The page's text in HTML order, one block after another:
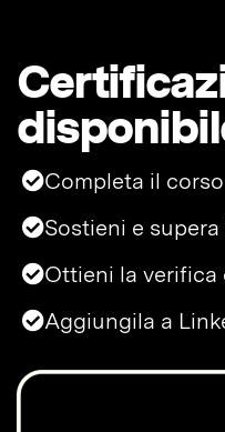
Completa il
Sostieni e
Ottieni la verifica
Aggiungila a